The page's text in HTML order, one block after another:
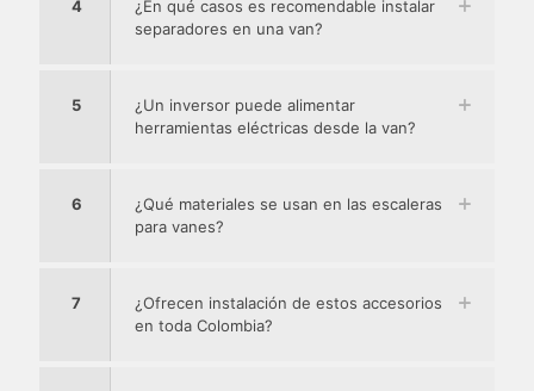
4
¿En qué casos es recomendable instalar
separadores en una van?
5
¿Un inversor puede alimentar
herramientas eléctricas desde la van?
6
¿Qué materiales se usan en las escaleras
para vanes?
7
¿Ofrecen instalación de estos accesorios
en toda Colombia?